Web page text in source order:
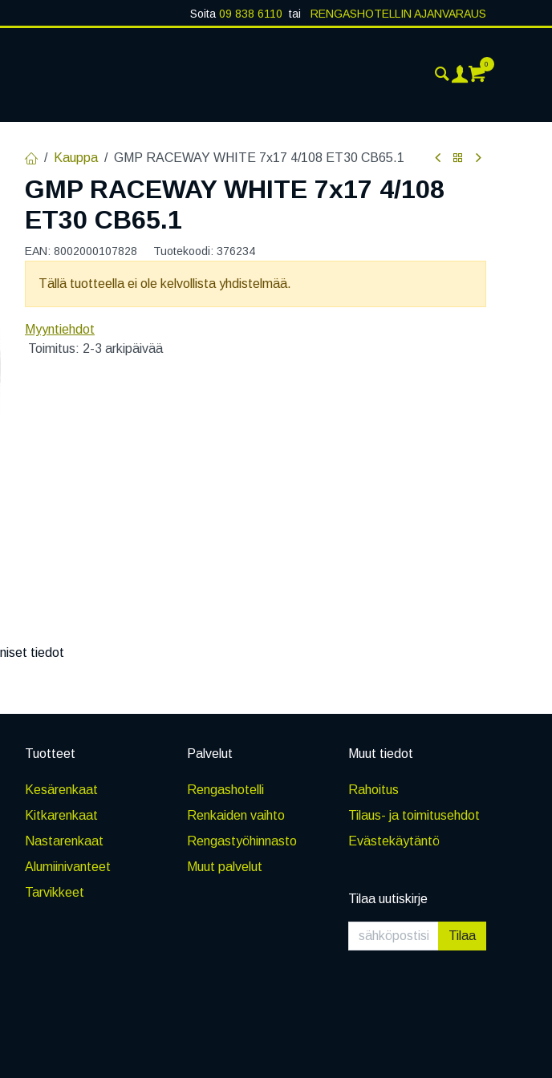
Soita 09 838 6110 tai RENGASHOTELLIN AJANVARAUS
0
Kauppa GMP RACEWAY WHITE 7x17 4/108 ET30 CB65.1
GMP RACEWAY WHITE 7x17 4/108
ET30 CB65.1
EAN: 8002000107828 Tuotekoodi: 376234
Tällä tuotteella ei ole kelvollista yhdistelmää.
Myyntiehdot
Toimitus: 2-3 arkipäivää
tiedot
Tuotteet
Kesärenkaat
Kitkarenkaat
Nastarenkaat
Alumiinivanteet
Tarvikkeet
Palvelut
Rengashotelli
Renkaiden vaihto
Rengastyöhinnasto
Muut palvelut
Muut tiedot
Rahoitus
Tilaus- ja toimitusehdot
Evästekäytäntö
Tilaa uutiskirje
Tilaa